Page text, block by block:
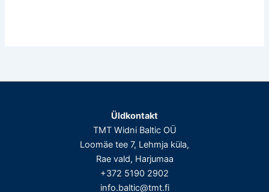
Üldkontakt
TMT Widni Baltic OÜ
Loomäe tee 7, Lehmja küla,
Rae vald, Harjumaa
+372 5190 2902
info.baltic@tmt.fi